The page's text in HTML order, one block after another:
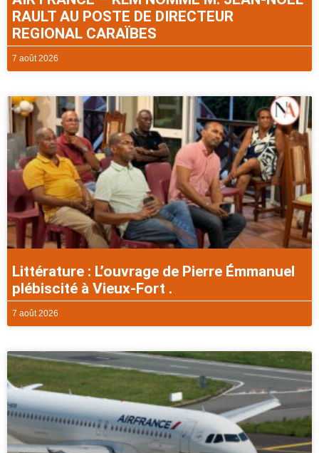
RAULT AU POSTE DE DIRECTEUR
REGIONAL CARAÏBES
7 août 2026
Littérature : L’ouvrage de Pierre Émmanuel
plébiscité à Vieux-Fort .
7 août 2026